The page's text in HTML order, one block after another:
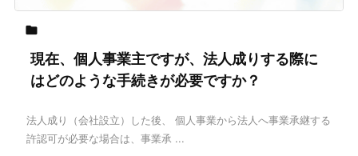

現在、個人事業主ですが、法人成りする際に
はどのような手続きが必要ですか？
法人成り（会社設立）した後、 個人事業から法人へ事業承継する
許認可が必要な場合は、事業承 ...